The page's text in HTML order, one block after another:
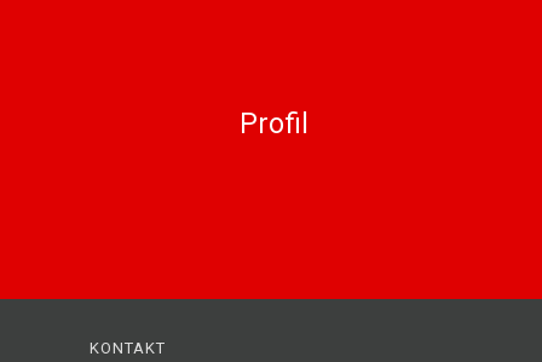
Profil
KONTAKT